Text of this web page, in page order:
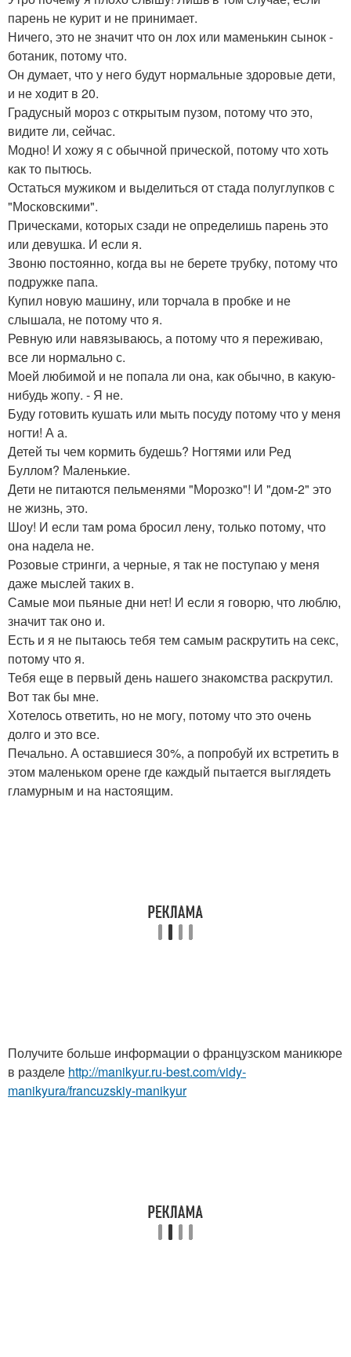
парень не курит и не принимает.
Ничего, это не значит что он лох или маменькин сынок -
ботаник, потому что.
Он думает, что у него будут нормальные здоровые дети,
и не ходит в 20.
Градусный мороз с открытым пузом, потому что это,
видите ли, сейчас.
Модно! И хожу я с обычной прической, потому что хоть
как то пытюсь.
Остаться мужиком и выделиться от стада полуглупков с
"Московскими".
Прическами, которых сзади не определишь парень это
или девушка. И если я.
Звоню постоянно, когда вы не берете трубку, потому что
подружке папа.
Купил новую машину, или торчала в пробке и не
слышала, не потому что я.
Ревную или навязываюсь, а потому что я переживаю,
все ли нормально с.
Моей любимой и не попала ли она, как обычно, в какую-
нибудь жопу. - Я не.
Буду готовить кушать или мыть посуду потому что у меня
ногти! А а.
Детей ты чем кормить будешь? Ногтями или Ред
Буллом? Маленькие.
Дети не питаются пельменями "Морозко"! И "дом-2" это
не жизнь, это.
Шоу! И если там рома бросил лену, только потому, что
она надела не.
Розовые стринги, а черные, я так не поступаю у меня
даже мыслей таких в.
Самые мои пьяные дни нет! И если я говорю, что люблю,
значит так оно и.
Есть и я не пытаюсь тебя тем самым раскрутить на секс,
потому что я.
Тебя еще в первый день нашего знакомства раскрутил.
Вот так бы мне.
Хотелось ответить, но не могу, потому что это очень
долго и это все.
Печально. А оставшиеся 30%, а попробуй их встретить в
этом маленьком орене где каждый пытается выглядеть
гламурным и на настоящим.
Получите больше информации о французском маникюре
в разделе http://manikyur.ru-best.com/vidy-
manikyura/francuzskiy-manikyur